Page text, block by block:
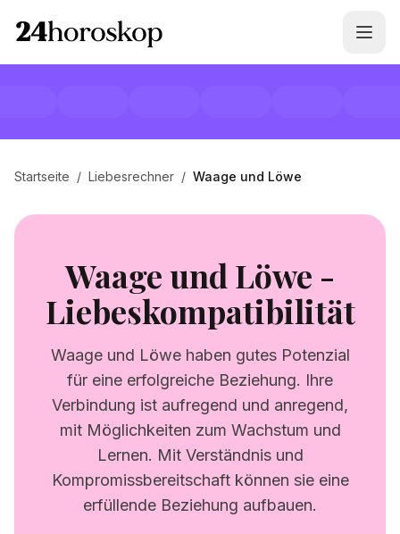
Startseite / Liebesrechner / Waage und Löwe
Waage und Löwe -
Liebeskompatibilität
Waage und Löwe haben gutes Potenzial
für eine erfolgreiche Beziehung. Ihre
Verbindung ist aufregend und anregend,
mit Möglichkeiten zum Wachstum und
Lernen. Mit Verständnis und
Kompromissbereitschaft können sie eine
erfüllende Beziehung aufbauen.